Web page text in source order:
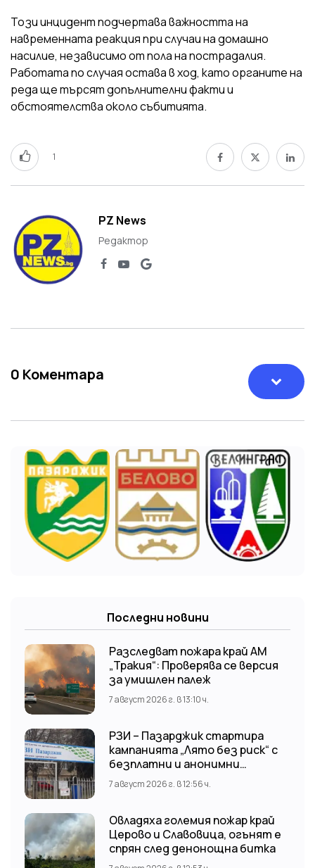
Този инцидент подчертава важността на
навременната реакция при случаи на домашно
насилие, независимо от пола на пострадалия.
Работата по случая остава в ход, като органите на
реда ще търсят допълнителни факти и
обстоятелства около събитията.
1
PZ News
Редактор
0 Коментара
Последни новини
Разследват пожара край АМ
„Тракия“: Проверява се версия
за умишлен палеж
7 август 2026 г. в 13:10 ч.
РЗИ – Пазарджик стартира
кампанията „Лято без риск“ с
безплатни и анонимни
изследвания за ХИВ
7 август 2026 г. в 12:56 ч.
Овладяха големия пожар край
Церово и Славовица, огънят е
спрян след денонощна битка